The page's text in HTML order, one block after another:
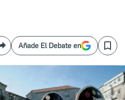
CompartirAñade El Debate en Save